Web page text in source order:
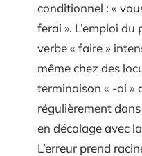
conditionnel : «
ferai ». L’emploi du
verbe « faire »
même chez des
terminaison « -ai »
régulièrement
en décalage avec
L’erreur prend